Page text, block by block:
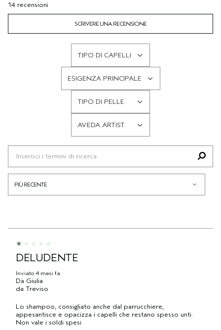
14 recensioni
SCRIVERE UNA RECENSIONE
TIPO DI CAPELLI
RECENSIONI
PER
TIPO
DI
CAPELLI
ESIGENZA PRINCIPALE
RECENSIONI
PER
ESIGENZA
PRINCIPALE
TIPO DI PELLE
RECENSIONI
PER
TIPO
DI
PELLE
AVEDA ARTIST
AVEDA
DELUDENTE
Inviato 4 mesi fa
Da Giulia
da Treviso
Lo shampoo, consigliato anche dal parrucchiere,
appesantisce e opacizza i capelli che restano spesso unti.
Non vale i soldi spesi